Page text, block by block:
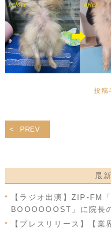
投稿
PREV
最
【ラジオ出演】ZIP-FM
BOOOOOOST」に院長
【プレスリリース】【